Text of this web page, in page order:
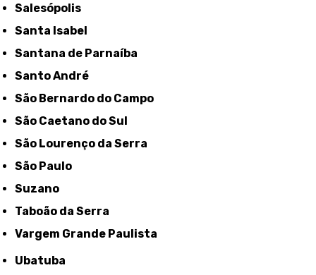
Salesópolis
Santa Isabel
Santana de Parnaíba
Santo André
São Bernardo do Campo
São Caetano do Sul
São Lourenço da Serra
São Paulo
Suzano
Taboão da Serra
Vargem Grande Paulista
Ubatuba